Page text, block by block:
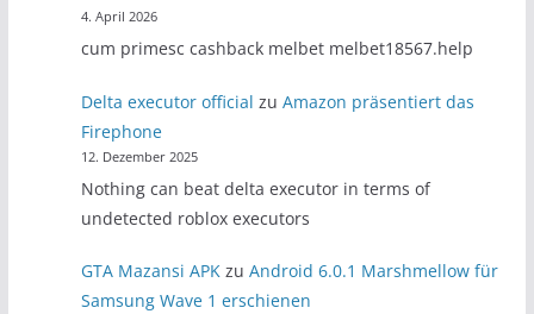
4. April 2026
cum primesc cashback melbet melbet18567.help
Delta executor official zuAmazon präsentiert das
Firephone
12. Dezember 2025
Nothing can beat delta executor in terms of
undetected roblox executors
GTA Mazansi APK zuAndroid 6.0.1 Marshmellow für
Samsung Wave 1 erschienen